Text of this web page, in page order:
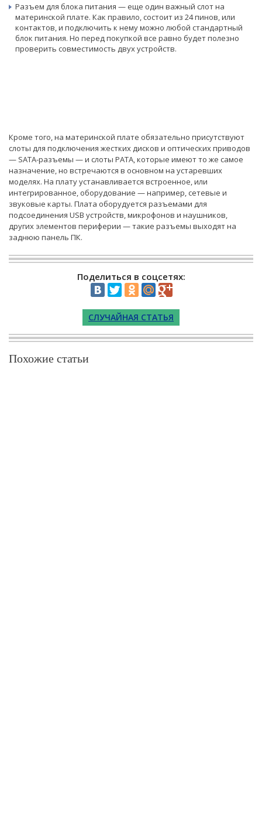
Разъем для блока питания — еще один важный слот на
материнской плате. Как правило, состоит из 24 пинов, или
контактов, и подключить к нему можно любой стандартный
блок питания. Но перед покупкой все равно будет полезно
проверить совместимость двух устройств.
Кроме того, на материнской плате обязательно присутствуют
слоты для подключения жестких дисков и оптических приводов
— SATA-разъемы — и слоты PATA, которые имеют то же самое
назначение, но встречаются в основном на устаревших
моделях. На плату устанавливается встроенное, или
интегрированное, оборудование — например, сетевые и
звуковые карты. Плата оборудуется разъемами для
подсоединения USB устройств, микрофонов и наушников,
других элементов периферии — такие разъемы выходят на
заднюю панель ПК.
Поделиться в соцсетях:
СЛУЧАЙНАЯ СТАТЬЯ
Похожие статьи